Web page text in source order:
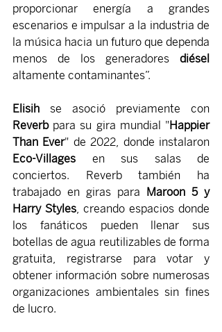
proporcionar energía a grandes
escenarios e impulsar a la industria de
la música hacia un futuro que dependa
menos de los generadores
altamente contaminantes”.
Elisih
Reverb para su gira mundial "Happier
Than Ever
Eco-Villages en sus salas de
conciertos. Reverb también ha
trabajado en giras para Maroon 5 y
Harry Styles , creando espacios donde
los fanáticos pueden llenar sus
botellas de agua reutilizables de forma
gratuita, registrarse para votar y
obtener información sobre numerosas
organizaciones ambientales sin fines
de lucro.